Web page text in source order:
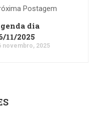
Postagem
dia
11/2025
novembro, 2025